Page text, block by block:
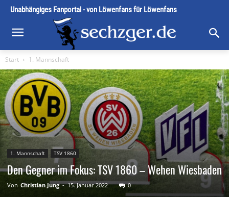
Unabhängiges Fanportal - von Löwenfans für Löwenfans
Start 1. Mannschaft
1. Mannschaft TSV 1860
Den Gegner im Fokus: TSV 1860 – Wehen Wiesbaden
Von Christian Jung - 15. Januar 2022 0